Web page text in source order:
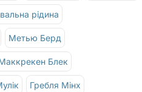
рідина
Метью Берд
Блек
Гребля Мінх